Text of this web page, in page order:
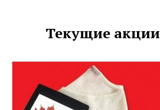
магазина modis.ru модных
моделей мужской, женской и
и аксессуаров из всего
ассортимента текущих коллекций
при предъявлении документа
Текущие акции